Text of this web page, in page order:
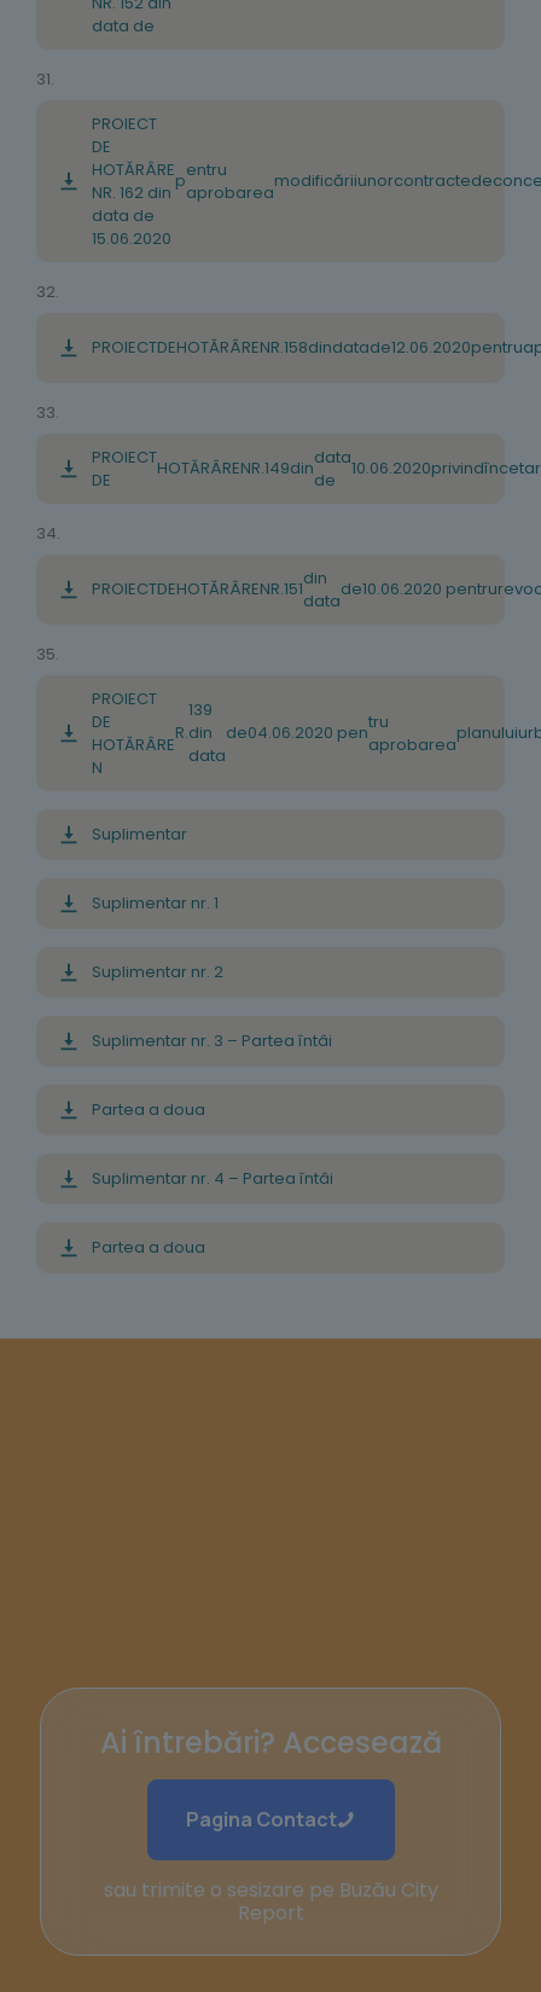
data de
31.
PROIECT
DE
HOTĂRÂRE
NR. 162 din
data de
15.06.2020
pentru
aprobareamodificăriiunorcontractede
32.
PROIECTDEHOTĂRÂRENR.158dindatade12.06.2020pentru
33.
PROIECT
DE
HOTĂRÂRENR.149dindata
de
10.06.2020privind
34.
PROIECTDEHOTĂRÂRENR.151din
datade10.06.2020 pentru
35.
PROIECT
DE
HOTĂRÂRE
N
R.
139
din
data
de04.06.2020 pentru
aprobareaplanului
Suplimentar
Suplimentar nr. 1
Suplimentar nr. 2
Suplimentar nr. 3 – Partea întâi
Partea a doua
Suplimentar nr. 4 – Partea întâi
Partea a doua
Ai întrebări? Accesează
Pagina Contact
sau trimite o sesizare pe Buzău City
Report